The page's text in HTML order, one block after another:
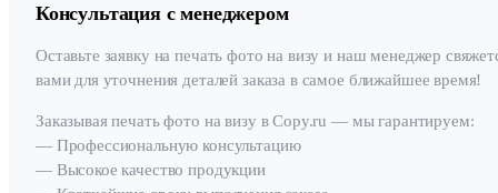
Консультация с менеджером
Оставьте заявку на печать фото на визу и наш менеджер
вами для уточнения деталей заказа в самое ближайшее время!
Заказывая печать фото на визу в Copy.ru — мы гарантируем:
— Профессиональную консультацию
— Высокое качество продукции